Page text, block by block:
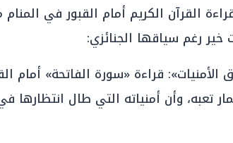
القرآن الكريم أمام القبور في
خير رغم سياقها الجنائزي:
الأمنيات»: قراءة «سورة الفاتحة» أمام